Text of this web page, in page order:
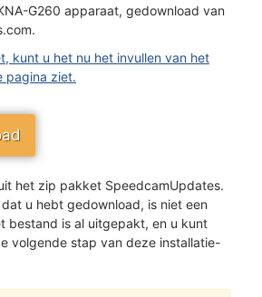
G260 apparaat, gedownload van
kunt u het nu het invullen van het
pagina ziet.
het zip pakket SpeedcamUpdates.
u hebt gedownload, is niet een
bestand is al uitgepakt, en u kunt
volgende stap van deze installatie-